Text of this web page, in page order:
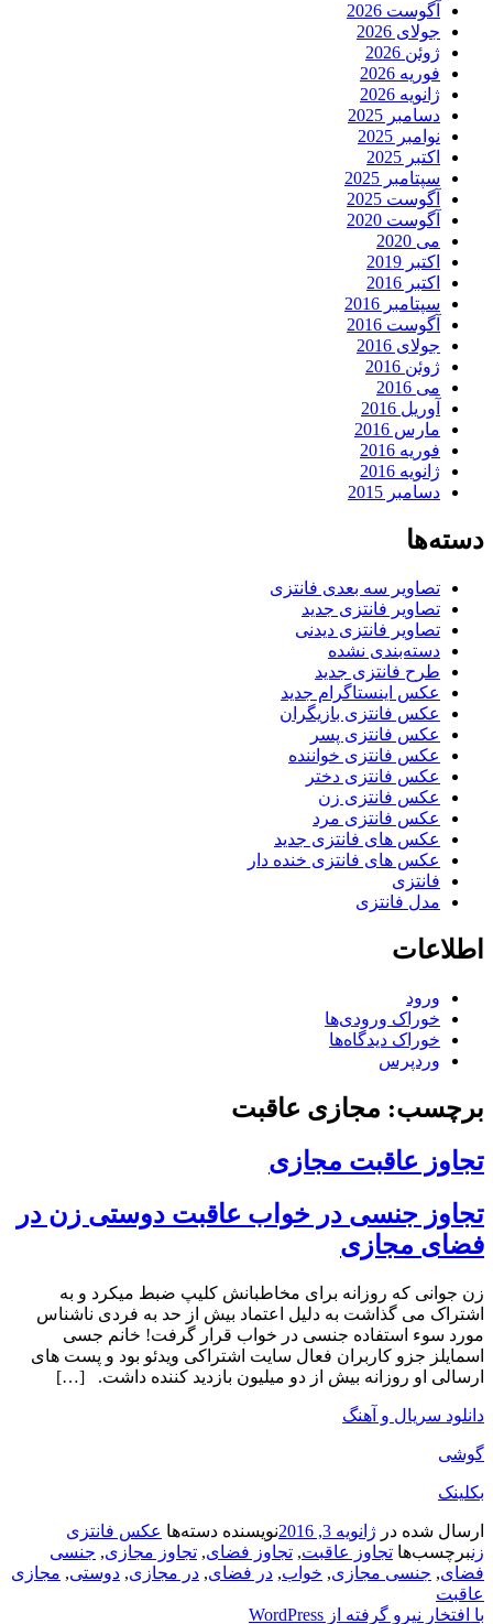
آگوست 2026
جولای 2026
ژوئن 2026
فوریه 2026
ژانویه 2026
دسامبر 2025
نوامبر 2025
اکتبر 2025
سپتامبر 2025
آگوست 2025
آگوست 2020
می 2020
اکتبر 2019
اکتبر 2016
سپتامبر 2016
آگوست 2016
جولای 2016
ژوئن 2016
می 2016
آوریل 2016
مارس 2016
فوریه 2016
ژانویه 2016
دسامبر 2015
دسته‌ها
تصاویر سه بعدی فانتزی
تصاویر فانتزی جدید
تصاویر فانتزی دیدنی
دسته‌بندی نشده
طرح فانتزی جدید
عکس اینستاگرام جدید
عکس فانتزی بازیگران
عکس فانتزی پسر
عکس فانتزی خواننده
عکس فانتزی دختر
عکس فانتزی زن
عکس فانتزی مرد
عکس های فانتزی جدید
عکس های فانتزی خنده دار
فانتزی
مدل فانتزی
اطلاعات
ورود
خوراک ورودی‌ها
خوراک دیدگاه‌ها
وردپرس
برچسب: مجازی عاقبت
تجاوز عاقبت مجازی
تجاوز جنسی در خواب عاقبت دوستی زن در
فضای مجازی
زن جوانی که روزانه برای مخاطبانش کلیپ ضبط میکرد و به
اشتراک می گذاشت به دلیل اعتماد بیش از حد به فردی ناشناس
مورد سوء استفاده جنسی در خواب قرار گرفت! خانم جسی
اسمایلز جزو کاربران فعال سایت اشتراکی ویدئو بود و پست های
ارسالی او روزانه بیش از دو میلیون بازدید کننده داشت. […]
دانلود سریال و آهنگ
گوشی
بکلینک
ارسال شده در ژانویه 3, 2016 نویسنده دسته‌ها عکس فانتزی
زنبرچسب‌ها تجاوز عاقبت, تجاوز فضای, تجاوز مجازی, جنسی
فضای, جنسی مجازی, خواب, در فضای, در مجازی, دوستی, مجازی
عاقبت
با افتخار نیرو گرفته از WordPress